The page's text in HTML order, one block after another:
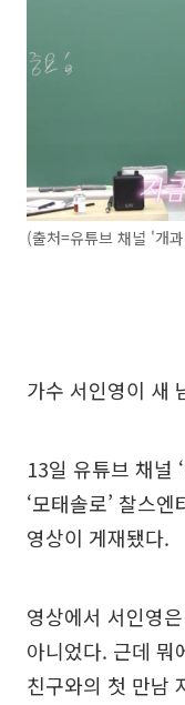
(출처=유튜브 채널 '개
가수 서인영이 새
13일 유튜브 채널
‘모태솔로’ 찰스
영상이 게재됐다.
영상에서 서인영
아니었다. 근데 뭐
친구와의 첫 만남